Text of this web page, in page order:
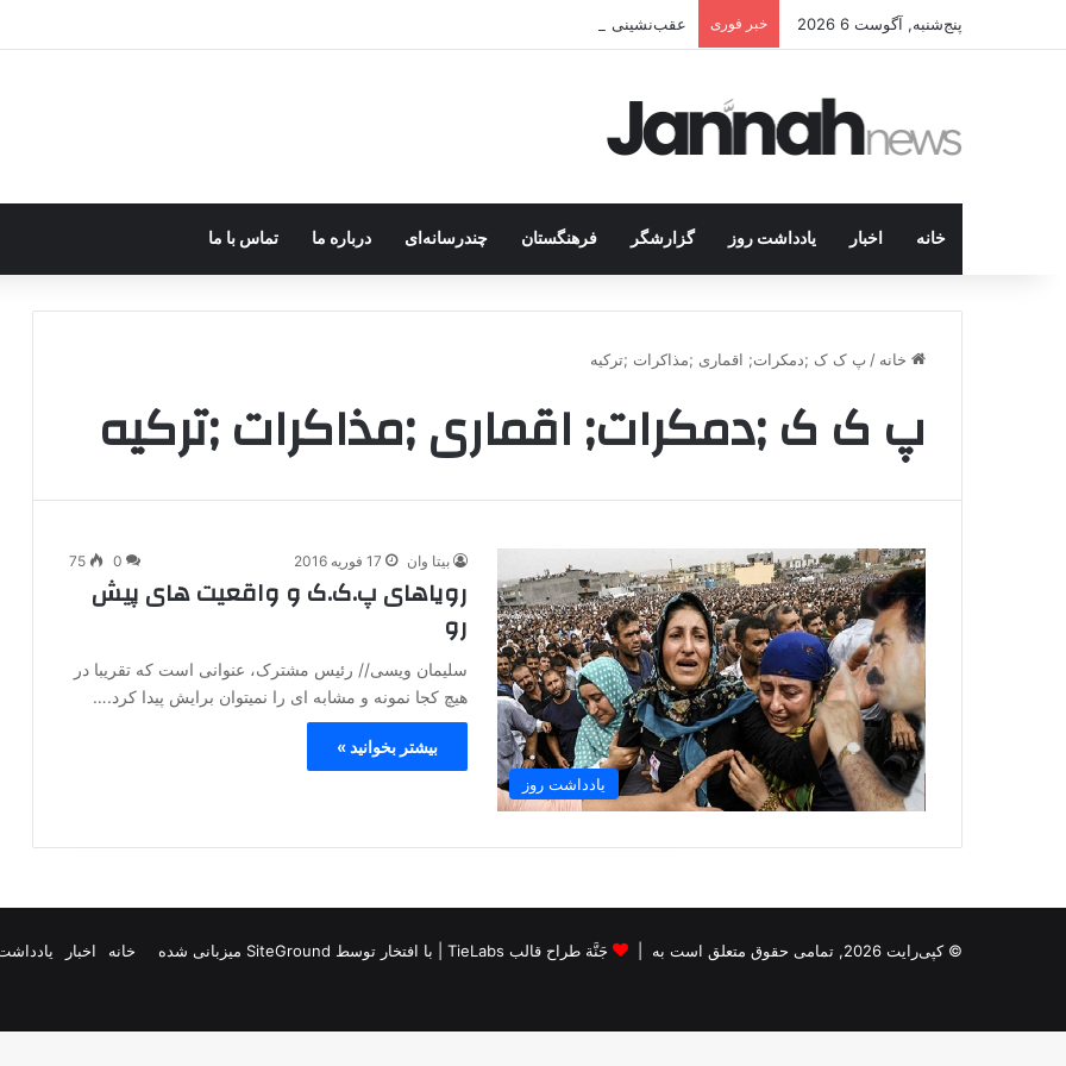
پنج‌شنبه, آگوست 6 2026 خبر فوری عقب‌نشینی دیگر در اردوگاه پ.ک.ک/پژاک؛ YPJ در اختیار جولانی داعشی قرار می گیرد!
خانه اخبار یادداشت روز گزارشگر فرهنگستان چندرسانه‌ای درباره ما تماس با ما
خانه / پ ک ک ;دمکرات; اقماری ;مذاکرات ;ترکیه
پ ک ک ;دمکرات; اقماری ;مذاکرات ;ترکیه
یادداشت روز
بیتا وان 17 فوریه 2016 0
75
رویاهای پ.ک.ک و واقعیت های پیش
رو
سلیمان ویسی// رئیس مشترک، عنوانی است که تقریبا در
هیچ کجا نمونه و مشابه ای را نمیتوان برایش پیدا کرد.…
بیشتر بخوانید »
© کپی‌رایت 2026, تمامی حقوق متعلق است به | جَنَّة طراح قالب TieLabs | با افتخار توسط SiteGround میزبانی شده خانه اخبار